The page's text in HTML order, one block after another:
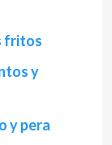
fritos
y
y pera